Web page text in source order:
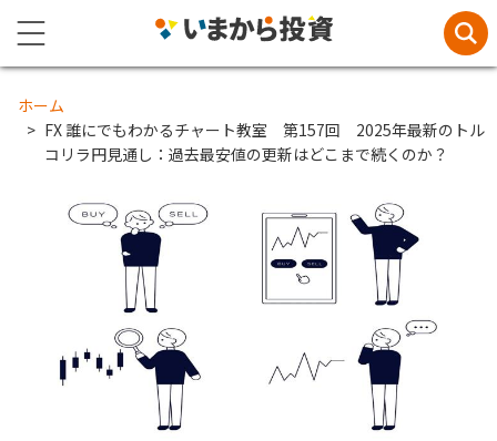
ホーム
FX 誰にでもわかるチャート教室 第157回 2025年最新のトル
コリラ円見通し：過去最安値の更新はどこまで続くのか？